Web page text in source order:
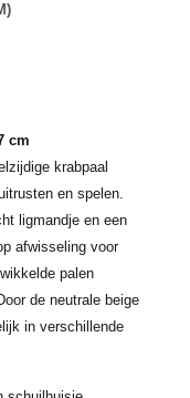
cm
krabpaal
en spelen.
ligmandje en een
afwisseling voor
palen
de neutrale beige
in verschillende